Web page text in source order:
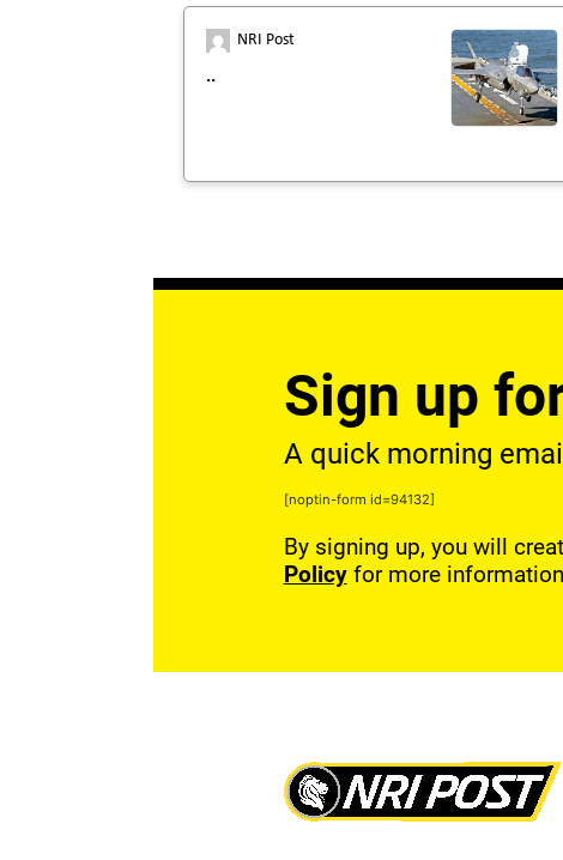
NRI Post
..
Sign up
A quick morning
[noptin-form id=94132]
By signing up, you will
Policyfor more